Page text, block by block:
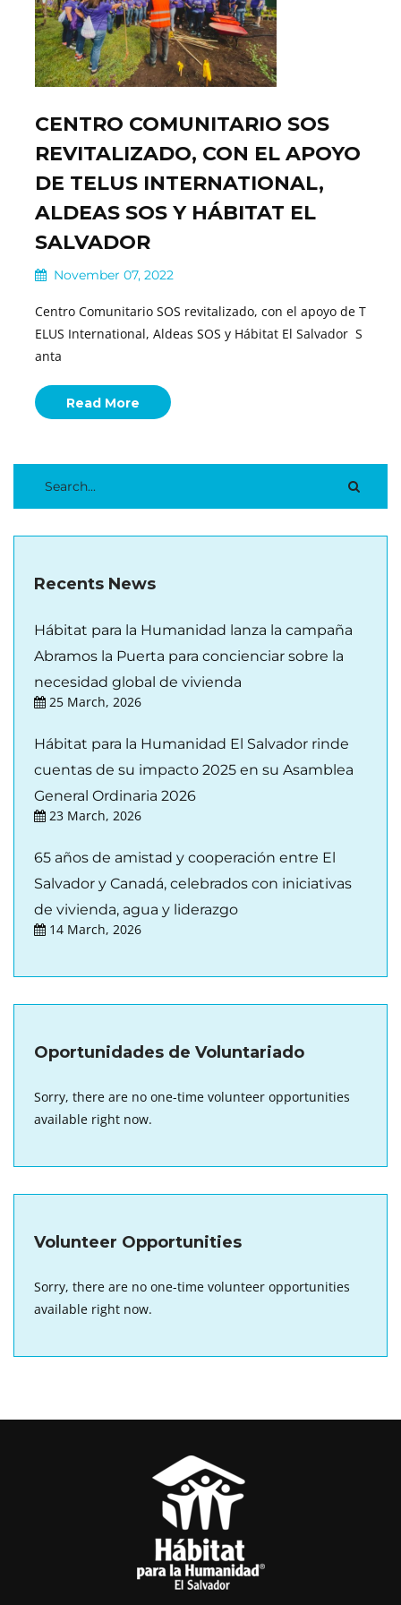
CENTRO COMUNITARIO SOS
REVITALIZADO, CON EL APOYO
DE TELUS INTERNATIONAL,
ALDEAS SOS Y HÁBITAT EL
SALVADOR
November 07, 2022
Centro Comunitario SOS revitalizado, con el apoyo de T
ELUS International, Aldeas SOS y Hábitat El Salvador S
anta
Read More
Recents News
Hábitat para la Humanidad lanza la campaña
Abramos la Puerta para concienciar sobre la
necesidad global de vivienda
25 March, 2026
Hábitat para la Humanidad El Salvador rinde
cuentas de su impacto 2025 en su Asamblea
General Ordinaria 2026
23 March, 2026
65 años de amistad y cooperación entre El
Salvador y Canadá, celebrados con iniciativas
de vivienda, agua y liderazgo
14 March, 2026
Oportunidades de Voluntariado
Sorry, there are no one-time volunteer opportunities
available right now.
Volunteer Opportunities
Sorry, there are no one-time volunteer opportunities
available right now.